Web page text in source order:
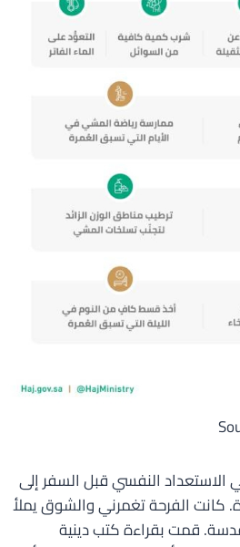
النفسي قبل السفر إلى
كانت الفرحة تغمرني والشوق يملأ
قمت بقراءة كتب دينية